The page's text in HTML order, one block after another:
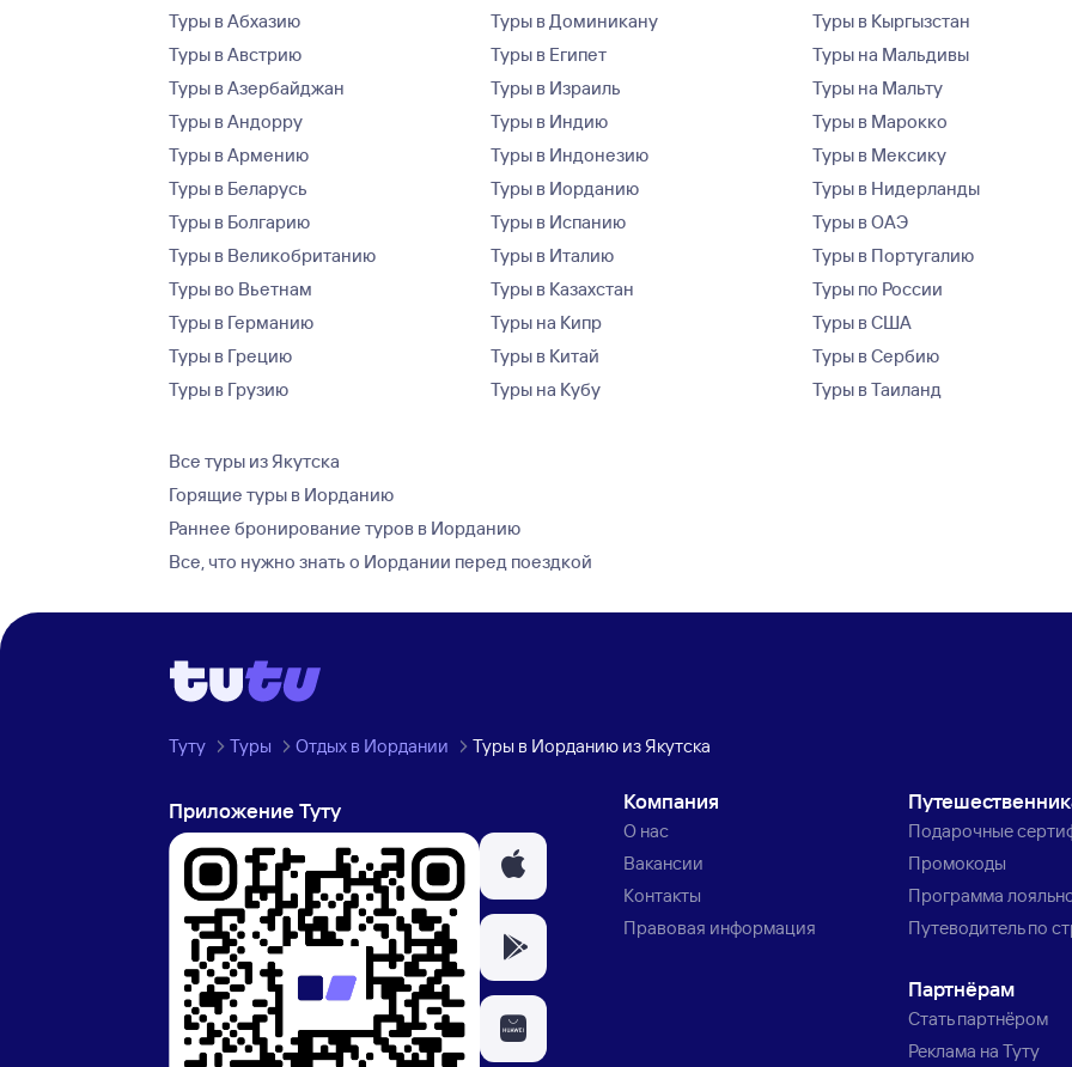
Туры в Абхазию
Туры в Австрию
Туры в Азербайджан
Туры в Андорру
Туры в Армению
Туры в Беларусь
Туры в Болгарию
Туры в Великобританию
Туры во Вьетнам
Туры в Германию
Туры в Грецию
Туры в Грузию
Туры в Доминикану
Туры в Египет
Туры в Израиль
Туры в Индию
Туры в Индонезию
Туры в Иорданию
Туры в Испанию
Туры в Италию
Туры в Казахстан
Туры на Кипр
Туры в Китай
Туры на Кубу
Туры в Кыргызстан
Туры на Мальдивы
Туры на Мальту
Туры в Марокко
Туры в Мексику
Туры в Нидерланды
Туры в ОАЭ
Туры в Португалию
Туры по России
Туры в США
Туры в Сербию
Туры в Таиланд
Все туры из Якутска
Горящие туры в Иорданию
Раннее бронирование туров в Иорданию
Все, что нужно знать о Иордании перед поездкой
Туту Туры Отдых в Иордании Туры в Иорданию из Якутска
Приложение Туту Компания
О нас
Вакансии
Контакты
Правовая информация
Подарочные
Промокоды
Программа
Путеводитель по
Партнёрам
Стать партнёром
Реклама на Туту